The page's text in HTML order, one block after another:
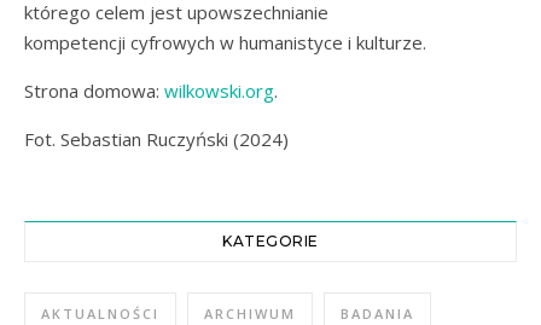
którego celem jest upowszechnianie
kompetencji cyfrowych w humanistyce i kulturze.
Strona domowa: wilkowski.org.
Fot. Sebastian Ruczyński (2024)
KATEGORIE
AKTUALNOŚCI ARCHIWUM BADANIA